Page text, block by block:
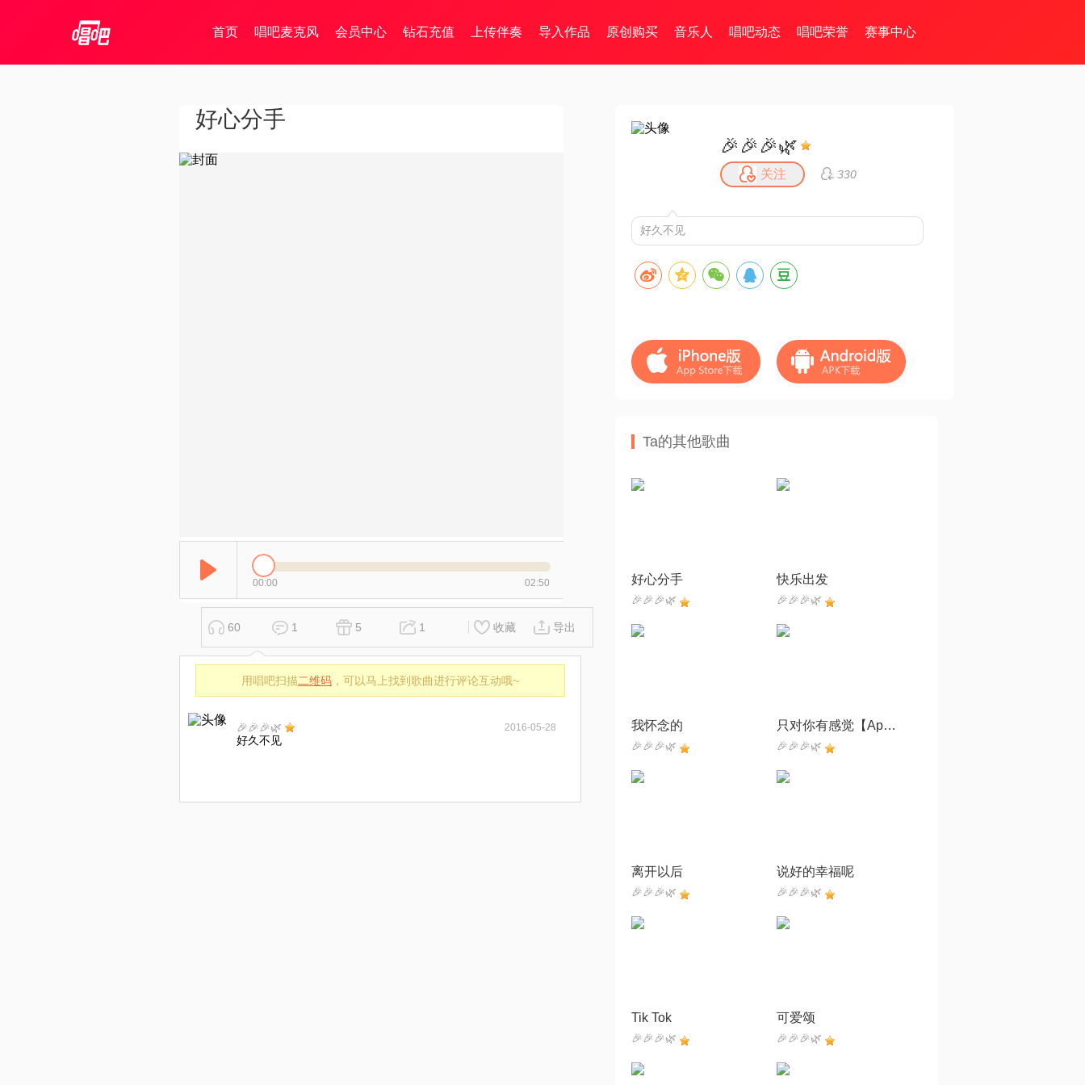
首页 唱吧麦克风 会员中心 钻石充值 上传伴奏 导入作品 原创购买 音乐人 唱吧动态 唱吧荣誉 赛事中心
好心分手
00:00 02:50
60 1 5 1 收藏 导出
用唱吧扫描二维码 ，可以马上找到歌曲进行评论互动哦~
🎉🎉🎉🌿 2016-05-28
好久不见
🎉🎉🎉🌿
关注 330
好久不见
Ta的其他歌曲
好心分手
🎉🎉🎉🌿
快乐出发
🎉🎉🎉🌿
我怀念的
🎉🎉🎉🌿
只对你有感觉【Apiao高音质伴奏】
🎉🎉🎉🌿
离开以后
🎉🎉🎉🌿
说好的幸福呢
🎉🎉🎉🌿
Tik Tok
🎉🎉🎉🌿
可爱颂
🎉🎉🎉🌿